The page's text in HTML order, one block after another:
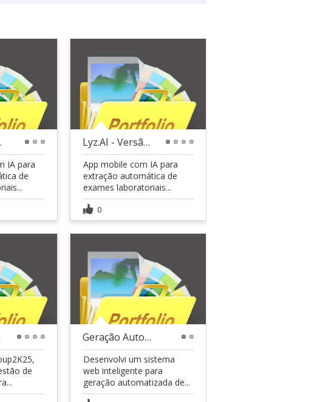
IA para
de
Lyz.AI - Versão app mobile
App mobile com IA para
extração automática de
exames laboratoriais...
0
de
Geração Automatizada de Parecer Jurídico
Desenvolvi um sistema
web inteligente para
geração automatizada de...